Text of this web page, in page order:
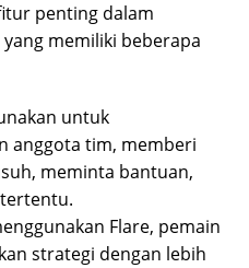
penting dalam
memiliki beberapa
untuk
anggota tim, memberi
meminta bantuan,
Flare, pemain
strategi dengan lebih